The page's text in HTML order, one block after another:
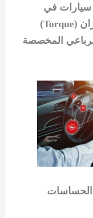
سيارات في
الفحيحيل لزيادة عزم الدوران (Torque)
المخصصة